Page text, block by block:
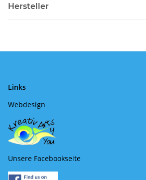
Hersteller
Links
Webdesign
Unsere Facebookseite